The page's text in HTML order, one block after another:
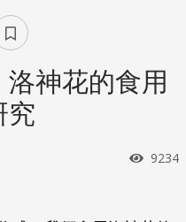
神花的食用
究
瀏覽
9234